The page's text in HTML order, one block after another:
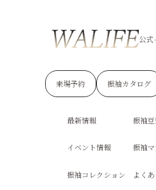
公式
来場予約 振袖カタログ
最新情報
イベント情報
振袖コレクション
振袖
振袖
よく